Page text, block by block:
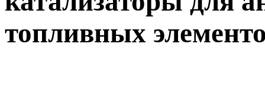
топливных